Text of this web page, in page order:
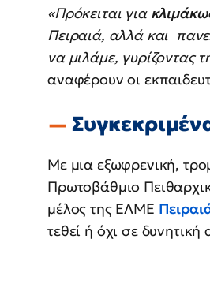
«Πρόκειται για
Πειραιά, αλλά και
να μιλάμε, γυρίζοντας
αναφέρουν οι
Με μια εξωφρενική,
Πρωτοβάθμιο
μέλος της ΕΛΜΕ
τεθεί ή όχι σε δυνητική